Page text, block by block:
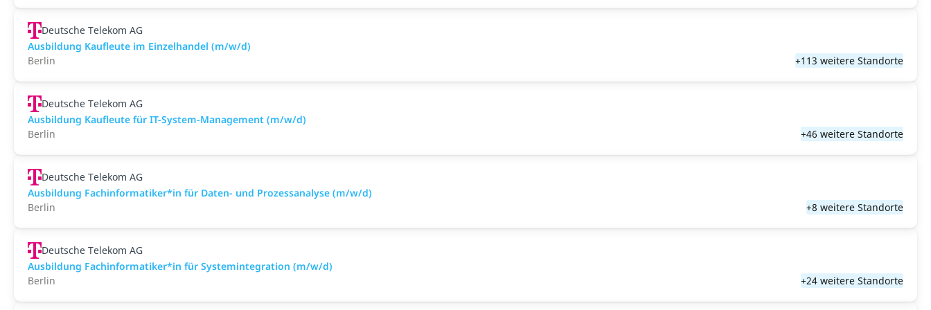
Deutsche Telekom AG
Ausbildung Kaufleute im Einzelhandel (m/w/d)
Berlin
+113 weitere Standorte
Deutsche Telekom AG
Ausbildung Kaufleute für IT-System-Management (m/w/d)
Berlin
+46 weitere Standorte
Deutsche Telekom AG
Ausbildung Fachinformatiker*in für Daten- und Prozessanalyse (m/w/d)
Berlin
+8 weitere Standorte
Deutsche Telekom AG
Ausbildung Fachinformatiker*in für Systemintegration (m/w/d)
Berlin
+24 weitere Standorte